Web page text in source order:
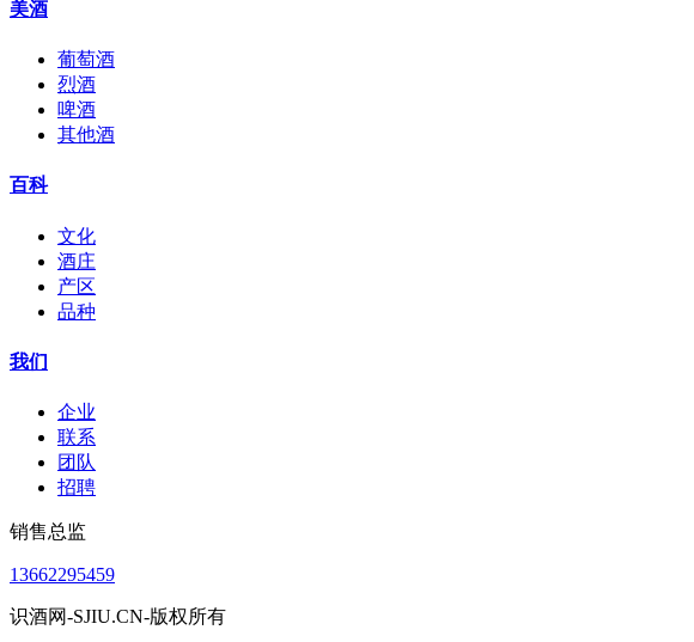
美酒
葡萄酒
烈酒
啤酒
其他酒
百科
文化
酒庄
产区
品种
我们
企业
联系
团队
招聘
销售总监
13662295459
识酒网-SJIU.CN-版权所有